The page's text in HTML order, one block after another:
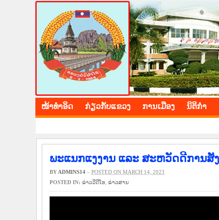
BOLIKHAMXAY
ໜ້າ​ທຳ​ອິດ ​ກ່ຽວ​ກັບ​ແຂວງ ​ການ​ເມືອງ ນິ​ຕິ​ກຳ
ພະແນກແງງານ ແລະ ສະຫວັດດີການສັງ
BY ADMINS14 – POSTED ON MARCH 14, 2023
POSTED IN: ຂ່າວ​ວີ​ດີ​ໂອ ​ຂ່າວ​ສານ